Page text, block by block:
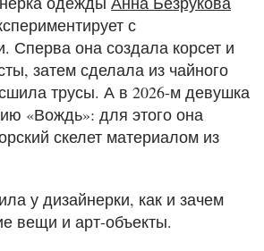
с
Сперва она создала корсет и
затем сделала из чайного
трусы. А в 2026-м девушка
«Вождь»: для этого она
скелет материалом из
у дизайнерки, как и зачем
вещи и арт-объекты.